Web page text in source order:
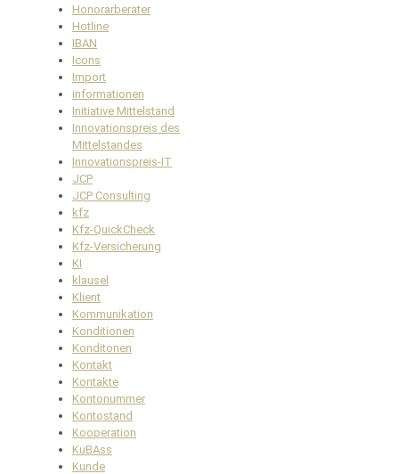
Honorarberater
Hotline
IBAN
Icons
Import
informationen
Initiative Mittelstand
Innovationspreis des
Mittelstandes
Innovationspreis-IT
JCP
JCP Consulting
kfz
Kfz-QuickCheck
Kfz-Versicherung
KI
klausel
Klient
Kommunikation
Konditionen
Konditonen
Kontakt
Kontakte
Kontonummer
Kontostand
Kooperation
KuBAss
Kunde